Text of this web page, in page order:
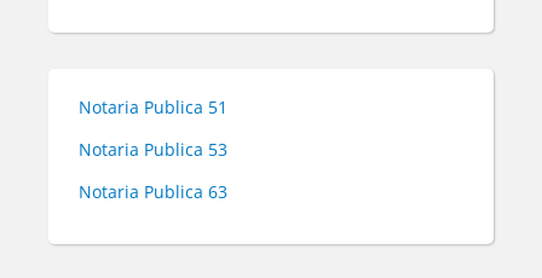
Notaria Publica 51
Notaria Publica 53
Notaria Publica 63